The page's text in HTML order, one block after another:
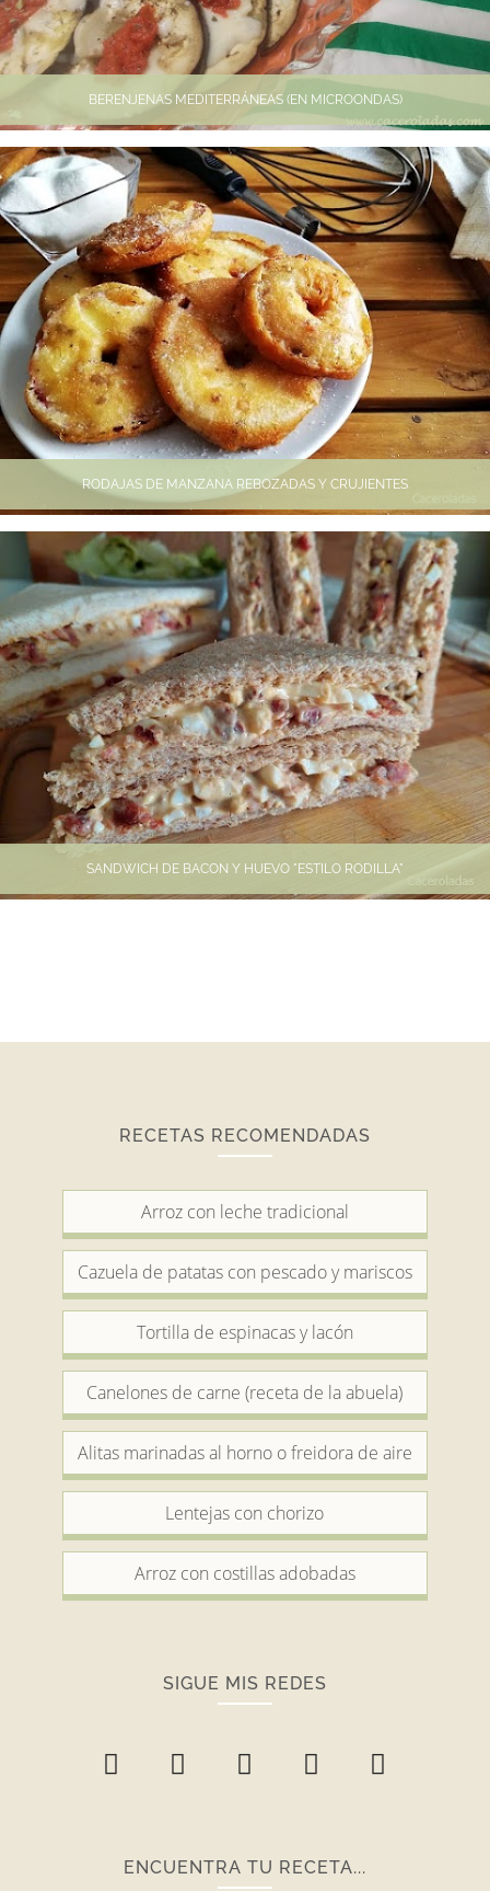
BERENJENAS MEDITERRÁNEAS (EN MICROONDAS)
RODAJAS DE MANZANA REBOZADAS Y CRUJIENTES
SANDWICH DE BACON Y HUEVO "ESTILO RODILLA"
RECETAS RECOMENDADAS
Arroz con leche tradicional
Cazuela de patatas con pescado y mariscos
Tortilla de espinacas y lacón
Canelones de carne (receta de la abuela)
Alitas marinadas al horno o freidora de aire
Lentejas con chorizo
Arroz con costillas adobadas
SIGUE MIS REDES
ENCUENTRA TU RECETA...